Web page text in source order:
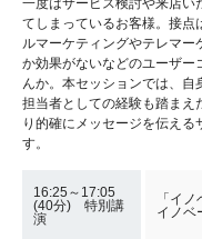
てしまっているお客様。接点
ルマーケティングやテレマ
か効果がないなどのユーザー
んか。本セッションでは、
担当者としての経験も踏まえ
り的確にメッセージを伝える
す。
16:25～17:05
(40分) 特別講
演
「イ
イノベ